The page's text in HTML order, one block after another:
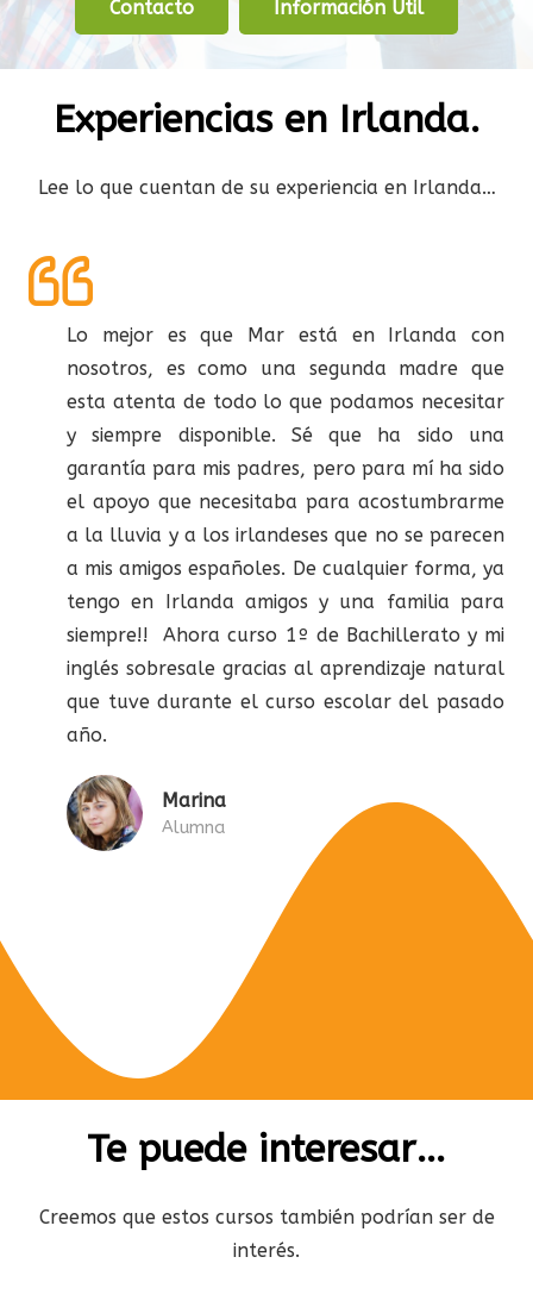
Contacto Información Útil
Experiencias en Irlanda.
Lee lo que cuentan de su experiencia en Irlanda…
Lo mejor es que Mar está en Irlanda con
nosotros, es como una segunda madre que
esta atenta de todo lo que podamos necesitar
y siempre disponible. Sé que ha sido una
garantía para mis padres, pero para mí ha sido
el apoyo que necesitaba para acostumbrarme
a la lluvia y a los irlandeses que no se parecen
a mis amigos españoles. De cualquier forma, ya
tengo en Irlanda amigos y una familia para
siempre!! Ahora curso 1º de Bachillerato y mi
inglés sobresale gracias al aprendizaje natural
que tuve durante el curso escolar del pasado
año.
Marina
Alumna
Te puede interesar…
Creemos que estos cursos también podrían ser de
interés.